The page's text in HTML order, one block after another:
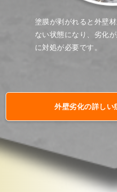
塗膜が剥がれると外壁
ない状態になり、劣化
に対処が必要です。
外壁劣化の詳しい